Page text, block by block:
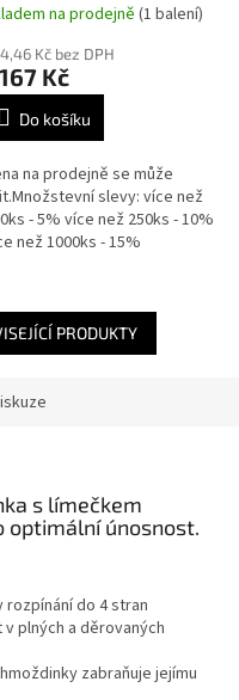
na prodejně (1 balení)
Kč bez DPH
Kč
Do košíku
na prodejně se může
slevy: více než
- 5% více než 250ks - 10%
než 1000ks - 15%
PRODUKTY
s límečkem
optimální únosnost.
do 4 stran
plných a děrovaných
zabraňuje jejímu